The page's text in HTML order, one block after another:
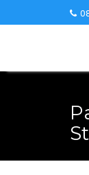
to